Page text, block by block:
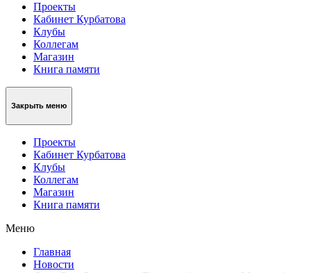
Проекты
Кабинет Курбатова
Клубы
Коллегам
Магазин
Книга памяти
Закрыть меню
Проекты
Кабинет Курбатова
Клубы
Коллегам
Магазин
Книга памяти
Меню
Главная
Новости